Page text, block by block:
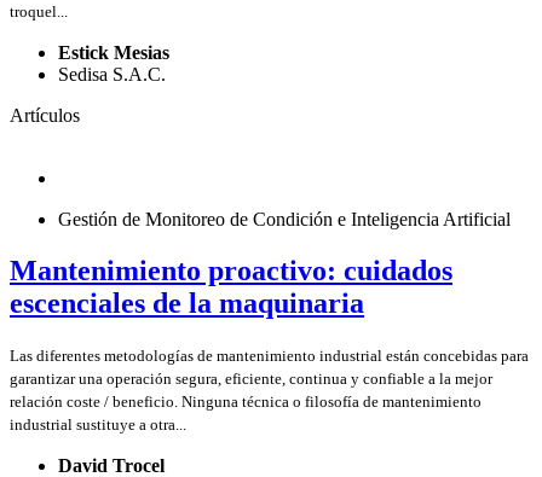
troquel...
Estick Mesias
Sedisa S.A.C.
Artículos
Gestión de Monitoreo de Condición e Inteligencia Artificial
Mantenimiento proactivo: cuidados
escenciales de la maquinaria
Las diferentes metodologías de mantenimiento industrial están concebidas para
garantizar una operación segura, eficiente, continua y confiable a la mejor
relación coste / beneficio. Ninguna técnica o filosofía de mantenimiento
industrial sustituye a otra...
David Trocel